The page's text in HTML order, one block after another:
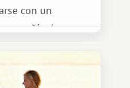
con un
de
el complejo